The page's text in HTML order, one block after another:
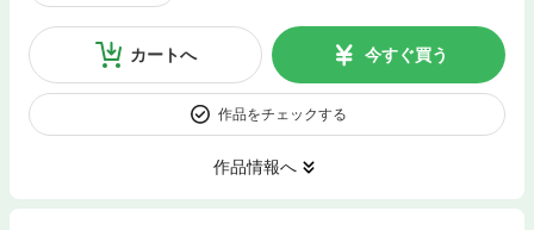
カートへ 今すぐ買う
作品をチェックする
作品情報へ